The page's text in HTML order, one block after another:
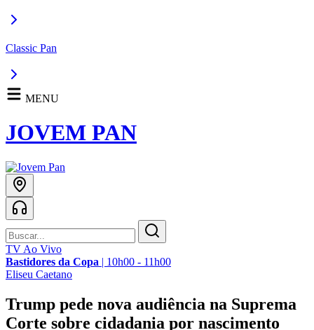
Classic Pan
MENU
JOVEM PAN
TV Ao Vivo
Bastidores da Copa | 10h00 - 11h00
Eliseu Caetano
Trump pede nova audiência na Suprema
Corte sobre cidadania por nascimento